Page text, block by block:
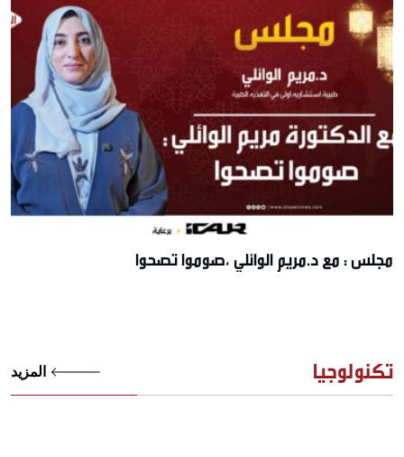
مجلس : مع د.مريم الوائلي ،صوموا تصحوا
تكنولوجيا المزيد